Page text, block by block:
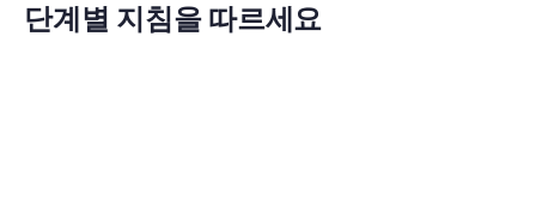
단계별 지침을 따르세요